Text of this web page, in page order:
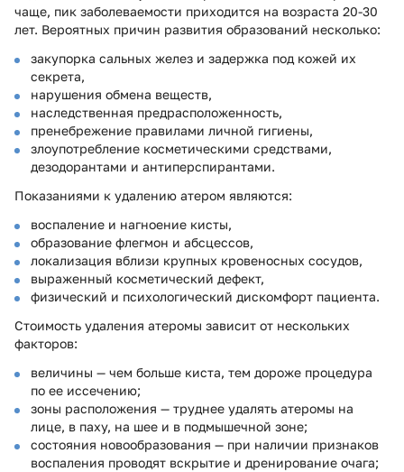
чаще, пик заболеваемости приходится на возраста 20-30
лет. Вероятных причин развития образований несколько:
закупорка сальных желез и задержка под кожей их
секрета,
нарушения обмена веществ,
наследственная предрасположенность,
пренебрежение правилами личной гигиены,
злоупотребление косметическими средствами,
дезодорантами и антиперспирантами.
Показаниями к удалению атером являются:
воспаление и нагноение кисты,
образование флегмон и абсцессов,
локализация вблизи крупных кровеносных сосудов,
выраженный косметический дефект,
физический и психологический дискомфорт пациента.
Стоимость удаления атеромы зависит от нескольких
факторов:
величины — чем больше киста, тем дороже процедура
по ее иссечению;
зоны расположения — труднее удалять атеромы на
лице, в паху, на шее и в подмышечной зоне;
состояния новообразования — при наличии признаков
воспаления проводят вскрытие и дренирование очага;